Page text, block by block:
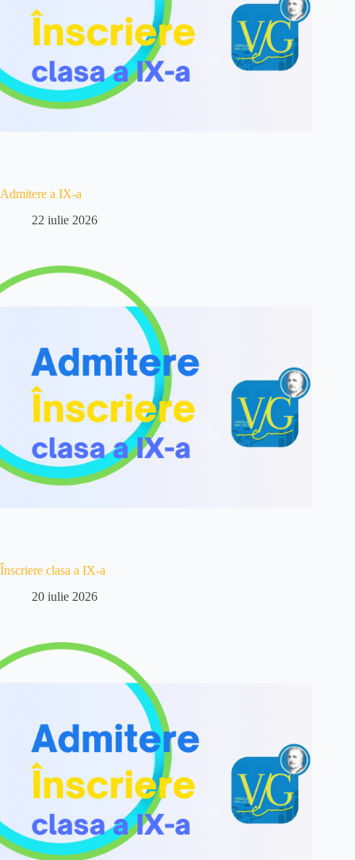
Admitere a IX-a
22 iulie 2026
Înscriere clasa a IX-a
20 iulie 2026